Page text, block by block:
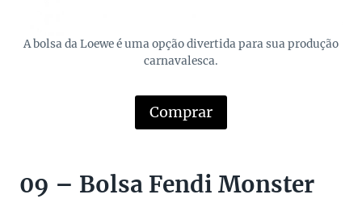
A bolsa da Loewe é uma opção divertida para sua produção
carnavalesca.
Comprar
09 – Bolsa Fendi Monster